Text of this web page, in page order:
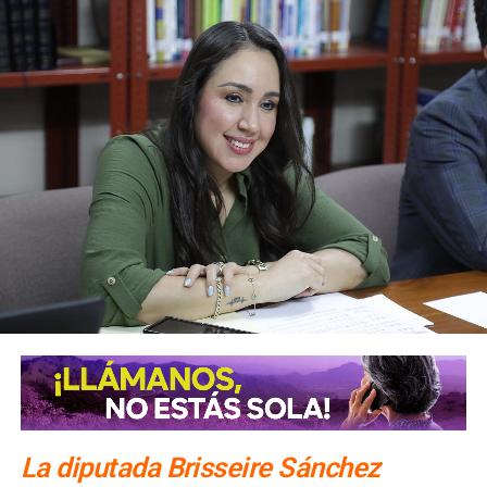
jóvenes, parejas y grupos de amigos disfrutaron de uno
de los principales exponentes de la nueva generación del
regional mexicano.
Gracias al impulso del Gobernador Ricardo Gallardo
Cardona para ofrecer espectáculos de primer nivel, el
renovado Palenque continúa consolidándose como uno de
los espacios de entretenimiento más importantes de esta
edición. El cambio que se vive y se siente también se
refleja en una Feria que ofrece una cartelera renovada y
experiencias para que potosinos y visitantes disfruten de
grandes noches musicales.
La diputada Brisseire Sánchez